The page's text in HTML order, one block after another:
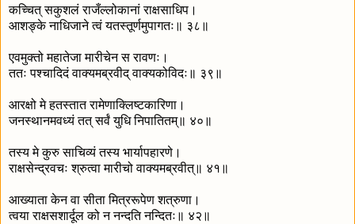
कच्चित् सकुशलं राजँल्लोकानां राक्षसाधिप।
आशङ्के नाधिजाने त्वं यतस्तूर्णमुपागतः॥ ३८॥
एवमुक्तो महातेजा मारीचेन स रावणः।
ततः पश्चादिदं वाक्यमब्रवीद् वाक्यकोविदः॥ ३९॥
आरक्षो मे हतस्तात रामेणाक्लिष्टकारिणा।
जनस्थानमवध्यं तत् सर्वं युधि निपातितम्॥ ४०॥
तस्य मे कुरु साचिव्यं तस्य भार्यापहारणे।
राक्षसेन्द्रवचः श्रुत्वा मारीचो वाक्यमब्रवीत्॥ ४१॥
आख्याता केन वा सीता मित्ररूपेण शत्रुणा।
त्वया राक्षसशार्दूल को न नन्दति नन्दितः॥ ४२॥